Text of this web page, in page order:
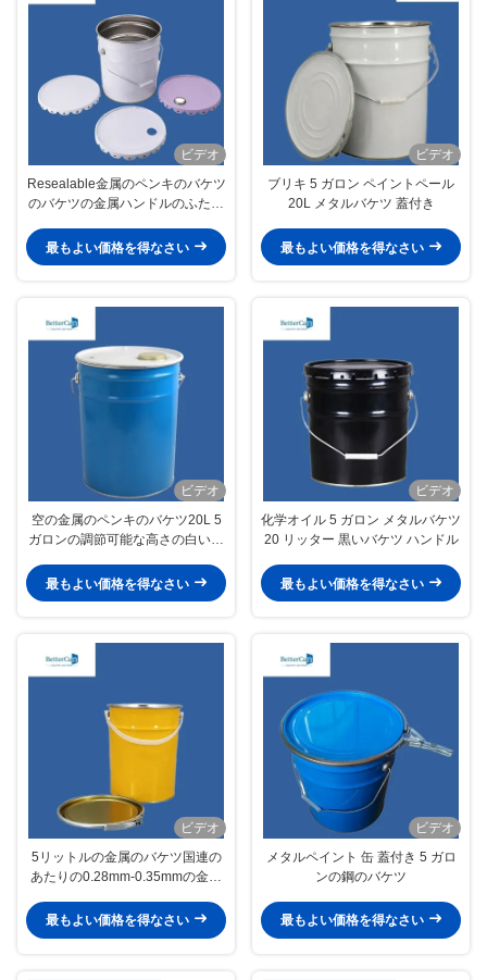
ビデオ
Resealable金属のペンキのバケツ
のバケツの金属ハンドルのふたが
最もよい価格を得なさい
ビデオ
ブリキ 5 ガロン ペイントペール
20L メタルバケツ 蓋付き
最もよい価格を得なさい
ビデオ
空の金属のペンキのバケツ20L 5
ガロンの調節可能な高さの白いペ
最もよい価格を得なさい
ビデオ
化学オイル 5 ガロン メタルバケツ
20 リッター 黒いバケツ ハンドル
最もよい価格を得なさい
ビデオ
5リットルの金属のバケツ国連の
あたりの0.28mm-0.35mmの金属
最もよい価格を得なさい
ビデオ
メタルペイント 缶 蓋付き 5 ガロ
ンの鋼のバケツ
最もよい価格を得なさい